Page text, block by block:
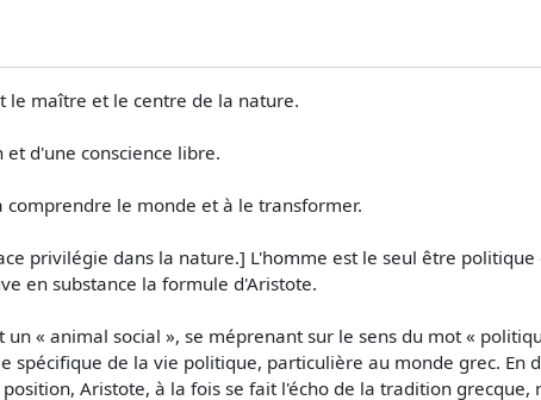
le maître et le centre de la nature.
d'une conscience libre.
le monde et à le transformer.
privilégie dans la nature.] L'homme est le seul être
en substance la formule d'Aristote.
« animal social », se méprenant sur le sens du mot «
spécifique de la vie politique, particulière au monde grec. En
Aristote, à la fois se fait l'écho de la tradition grecque,